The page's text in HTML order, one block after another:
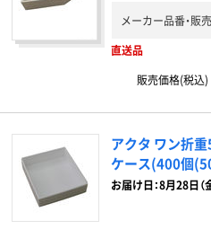
メーカー品番・販
直送品
販売価格(税込)
アクタ ワン折
ケース(400個
お届け日：8月28日（